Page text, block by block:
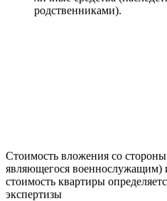
родственниками).
Стоимость вложения со
являющегося военнослужащим)
стоимость квартиры
экспертизы